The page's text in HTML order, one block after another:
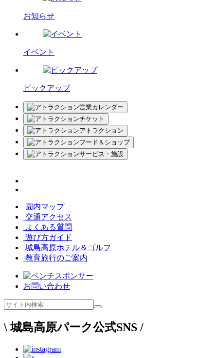
お知らせ
イベント
ピックアップ
営業カレンダー
チケット
アトラクション
フード＆ショップ
サービス・施設
園内マップ
交通アクセス
よくある質問
遊び方ガイド
城島高原ホテル＆ゴルフ
教育旅行のご案内
お問い合わせ
\ 城島高原パーク公式SNS /